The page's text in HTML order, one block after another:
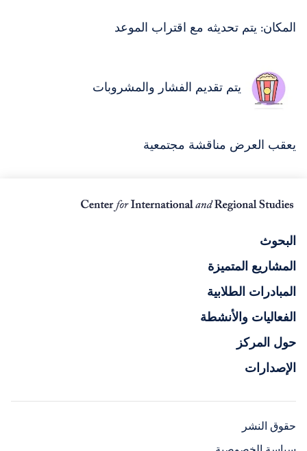
المكان: يتم تحديثه مع اقتراب الموعد
يتم تقديم الفشار والمشروبات
يعقب العرض مناقشة مجتمعية
البحوث
المشاريع المتميزة
المبادرات الطلابية
الفعاليات والأنشطة
حول المركز
الإصدارات
حقوق النشر